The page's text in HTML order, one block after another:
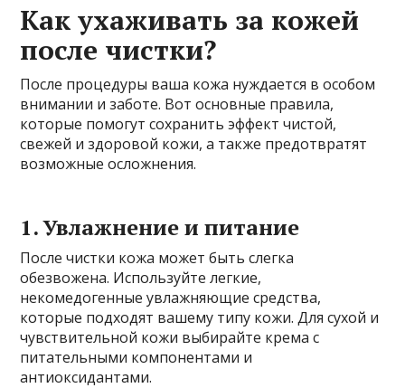
Как ухаживать за кожей
после чистки?
После процедуры ваша кожа нуждается в особом
внимании и заботе. Вот основные правила,
которые помогут сохранить эффект чистой,
свежей и здоровой кожи, а также предотвратят
возможные осложнения.
1. Увлажнение и питание
После чистки кожа может быть слегка
обезвожена. Используйте легкие,
некомедогенные увлажняющие средства,
которые подходят вашему типу кожи. Для сухой и
чувствительной кожи выбирайте крема с
питательными компонентами и
антиоксидантами.